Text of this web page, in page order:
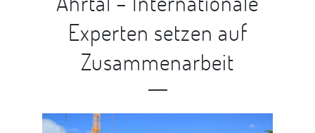
Experten setzen auf
Zusammenarbeit